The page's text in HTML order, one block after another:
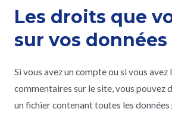
Les droits que
sur vos données
Si vous avez un compte ou si vous avez
commentaires sur le site, vous pouvez
un fichier contenant toutes les